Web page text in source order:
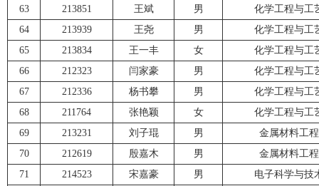
63 213851 王斌 男
化学工程与工
64
213939 王尧 男
化学工程与工
65
213834 王一丰 女
化学工程与工
66
212323 闫家豪 男
化学工程与工
67
212336 杨书攀 男
化学工程与工
68
211764 张艳颖 女
化学工程与工
69
213231 刘子琨 男
金属材料工程
70
212619 殷嘉木 男
金属材料工程
71
214523 宋嘉豪 男
电子科学与技